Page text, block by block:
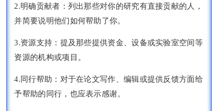
2.明确贡献者：列出那些对你的研究有直接贡献的人，
并简要说明他们如何帮助了你。
3.资源支持：提及那些提供资金、设备或实验室空间等
资源的机构或项目。
4.同行帮助：对于在论文写作、编辑或提供反馈方面给
予帮助的同行，也应表示感谢。